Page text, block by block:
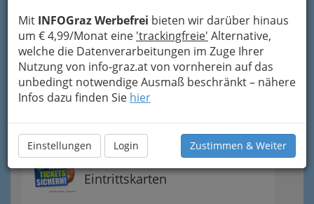
Mit INFOGraz Werbefrei bieten wir darüber hinaus
um € 4,99/Monat eine 'trackingfreie' Alternative,
welche die Datenverarbeitungen im Zuge Ihrer
Nutzung von info-graz.at von vornherein auf das
unbedingt notwendige Ausmaß beschränkt – nähere
Infos dazu finden Sie hier
Einstellungen Login Zustimmen & Weiter
Dienstverträge für Künstler
Fitnessbetriebe - Fitnesscenter
Kartenbüros - Tickets,
Eintrittskarten